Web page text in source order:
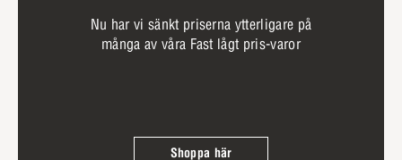
Nu har vi sänkt priserna ytterligare på
många av våra Fast lågt pris-varor
Shoppa här